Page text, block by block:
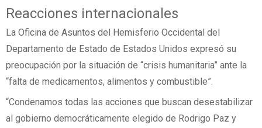
Reacciones internacionales
La Oficina de Asuntos del Hemisferio Occidental del
Departamento de Estado de Estados Unidos expresó su
preocupación por la situación de “crisis humanitaria” ante la
“falta de medicamentos, alimentos y combustible”.
“Condenamos todas las acciones que buscan desestabilizar
al gobierno democráticamente elegido de Rodrigo Paz y